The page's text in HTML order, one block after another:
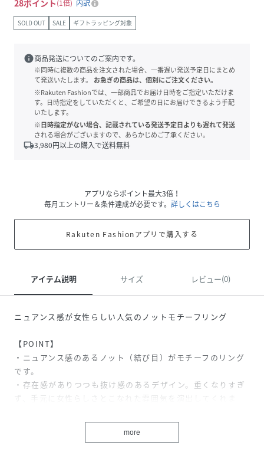
28ポイント 1倍 内訳
SOLD OUT SALE ギフトラッピング対象
info商品発送についてのご案内です。
※同時に複数の商品を注文された場合、一番遅い発送予定日にまとめ
て発送いたします。
お急ぎの商品は、個別にご注文ください。
※Rakuten Fashionでは、一部商品でお届け日時をご指定いただけま
す。日時指定をしていただくと、ご希望の日にお届けできるよう手配
いたします。
※日時指定がない場合、記載されている発送予定日よりも遅れて発送
される場合がございますので、あらかじめご了承ください。
local_shipping3,980円以上の購入で送料無料
アプリならポイント最大3倍！
毎月エントリー＆条件達成が必要です。 詳しくはこちら
Rakuten Fashionアプリで購入する
アイテム説明 サイズ レビュー(0)
ニュアンス感が女性らしい人気のノットモチーフリング
【POINT】
・ニュアンス感のあるノット（結び目）がモチーフのリング
です。
・存在感がありつつも抜け感のあるデザイン。重くなりすぎ
ず、手元に女性らしさとこなれた雰囲気を演出してくれま
・水や汗に強く、色も落ちにくいのでお手入れが楽チンなの
more